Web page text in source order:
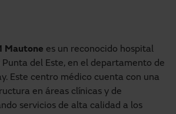
Mautone es un reconocido hospital
del Este, en el departamento de
Este centro médico cuenta con una
en áreas clínicas y de
servicios de alta calidad a los